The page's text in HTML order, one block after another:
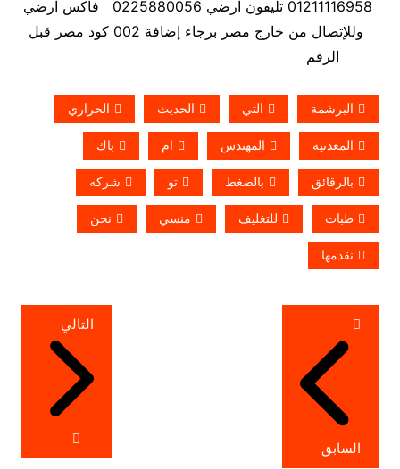
وللإتصال من خارج مصر برجاء إضافة 002 كود مصر قبل
الرقم
البرشمة التي الحديث الحراري
المعدنية المهندس ام باك
بالرقائق بالضغط تو شركه
طبات للتغليف منسي نحن
نقدمها
تصفّح
المقالات
السابق
التالي